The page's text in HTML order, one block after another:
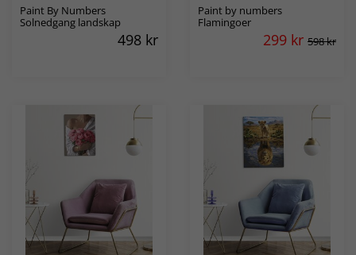
Paint By Numbers
Solnedgang landskap
498 kr
Paint by numbers
Flamingoer
299 kr 598 kr